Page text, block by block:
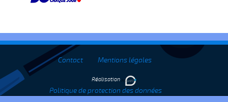
Contact Mentions légales
Politique de protection des données
Réalisation